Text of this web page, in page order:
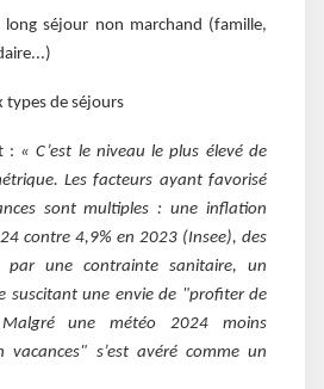
séjour non marchand (famille,
types de séjours
: « C’est le niveau le plus élevé de
Les facteurs ayant favorisé
sont multiples : une inflation
contre 4,9% en 2023 (Insee), des
par une contrainte sanitaire, un
suscitant une envie de "profiter de
Malgré une météo 2024 moins
s’est avéré comme un